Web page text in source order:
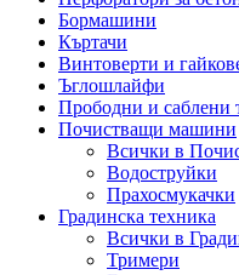
Бормашини
Къртачи
Винтоверти и
Ъглошлайфи
Прободни и саблени
Почистващи машини
Всички в
Водоструйки
Прахосмукачки
Градинска техника
Всички в
Тримери